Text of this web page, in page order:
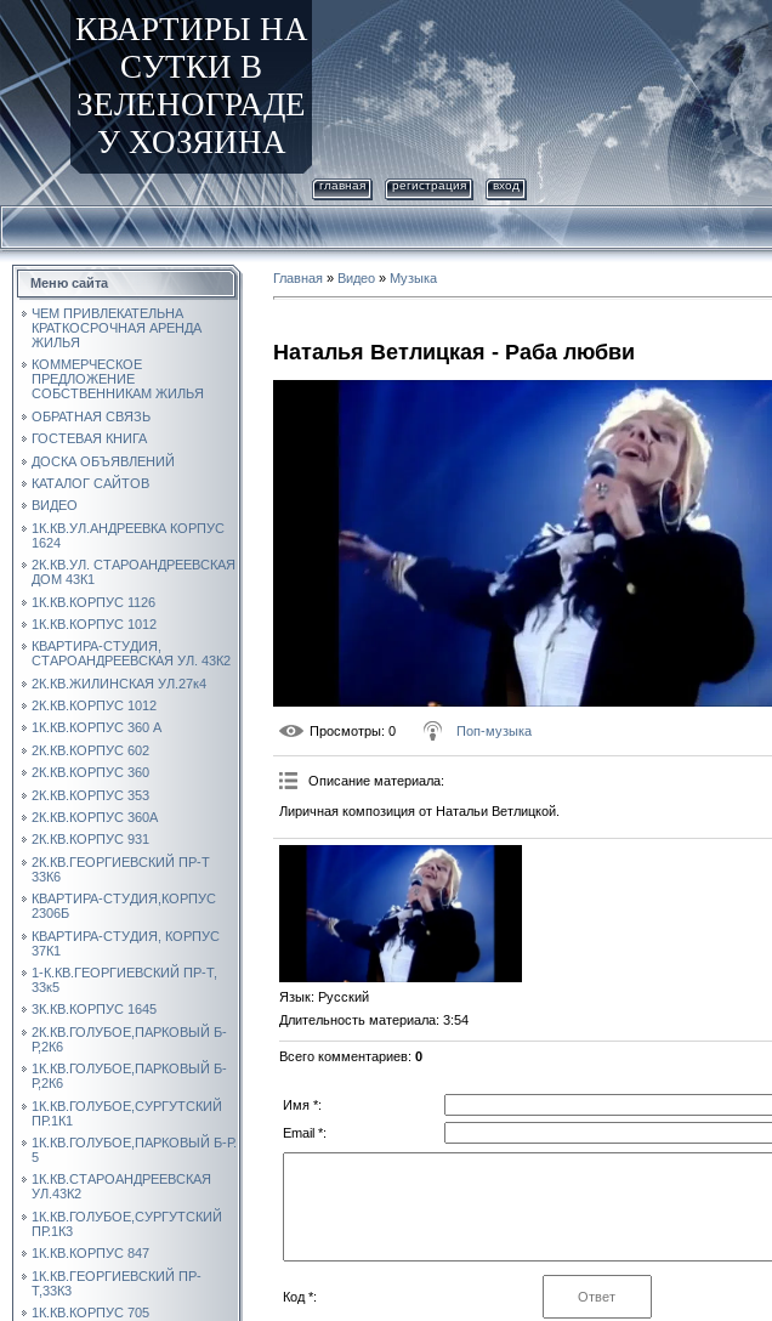
КВАРТИРЫ НА
СУТКИ В
ЗЕЛЕНОГРАДЕ
У ХОЗЯИНА
главная регистрация вход
Меню сайта
ЧЕМ ПРИВЛЕКАТЕЛЬНА
КРАТКОСРОЧНАЯ АРЕНДА
ЖИЛЬЯ
КОММЕРЧЕСКОЕ
ПРЕДЛОЖЕНИЕ
СОБСТВЕННИКАМ ЖИЛЬЯ
ОБРАТНАЯ СВЯЗЬ
ГОСТЕВАЯ КНИГА
ДОСКА ОБЪЯВЛЕНИЙ
КАТАЛОГ САЙТОВ
ВИДЕО
1К.КВ.УЛ.АНДРЕЕВКА КОРПУС
1624
2К.КВ.УЛ. СТАРОАНДРЕЕВСКАЯ
ДОМ 43К1
1К.КВ.КОРПУС 1126
1К.КВ.КОРПУС 1012
КВАРТИРА-СТУДИЯ,
СТАРОАНДРЕЕВСКАЯ УЛ. 43К2
2К.КВ.ЖИЛИНСКАЯ УЛ.27к4
2К.КВ.КОРПУС 1012
1К.КВ.КОРПУС 360 А
2К.КВ.КОРПУС 602
2К.КВ.КОРПУС 360
2К.КВ.КОРПУС 353
2К.КВ.КОРПУС 360А
2К.КВ.КОРПУС 931
2К.КВ.ГЕОРГИЕВСКИЙ ПР-Т
33К6
КВАРТИРА-СТУДИЯ,КОРПУС
2306Б
КВАРТИРА-СТУДИЯ, КОРПУС
37К1
1-К.КВ.ГЕОРГИЕВСКИЙ ПР-Т,
33к5
3К.КВ.КОРПУС 1645
2К.КВ.ГОЛУБОЕ,ПАРКОВЫЙ Б-
Р,2К6
1К.КВ.ГОЛУБОЕ,ПАРКОВЫЙ Б-
Р,2К6
1К.КВ.ГОЛУБОЕ,СУРГУТСКИЙ
ПР.1К1
1К.КВ.ГОЛУБОЕ,ПАРКОВЫЙ Б-Р.
5
1К.КВ.СТАРОАНДРЕЕВСКАЯ
УЛ.43К2
1К.КВ.ГОЛУБОЕ,СУРГУТСКИЙ
ПР.1К3
1К.КВ.КОРПУС 847
1К.КВ.ГЕОРГИЕВСКИЙ ПР-
Т,33К3
1К.КВ.КОРПУС 705
Главная » Видео » Музыка
Наталья Ветлицкая - Раба любви
Просмотры: 0 Поп-музыка
Описание материала:
Лиричная композиция от Натальи Ветлицкой.
Язык: Русский
Длительность материала: 3:54
Всего комментариев: 0
Имя *:
Email *:
Код *: